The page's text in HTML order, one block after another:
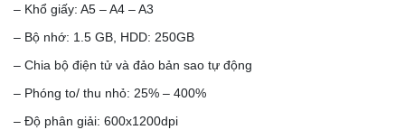
– Khổ giấy: A5 – A4 – A3
– Bộ nhớ: 1.5 GB, HDD: 250GB
– Chia bộ điện tử và đảo bản sao tự động
– Phóng to/ thu nhỏ: 25% – 400%
– Độ phân giải: 600x1200dpi